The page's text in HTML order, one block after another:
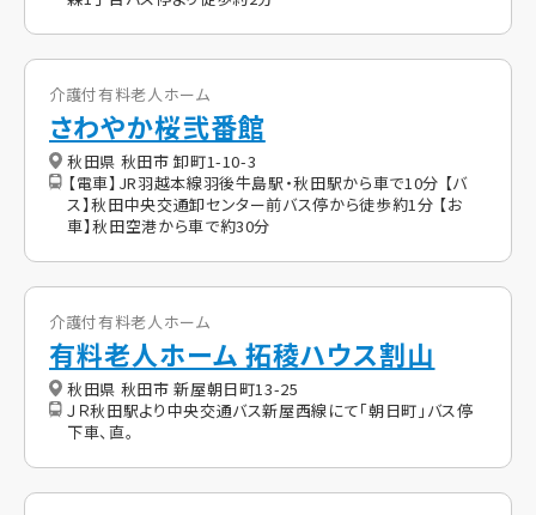
介護付有料老人ホーム
さわやか桜弐番館
秋田県 秋田市 卸町1-10-3
【電車】JR羽越本線羽後牛島駅・秋田駅から車で10分 【バ
ス】秋田中央交通卸センター前バス停から徒歩約1分 【お
車】秋田空港から車で約30分
介護付有料老人ホーム
有料老人ホーム 拓稜ハウス割山
秋田県 秋田市 新屋朝日町13-25
ＪＲ秋田駅より中央交通バス新屋西線にて「朝日町」バス停
下車、直。